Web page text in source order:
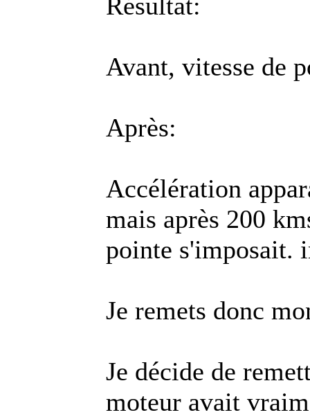
Avant, vitesse de
Après:
Accélération
mais après 200
pointe s'imposait.
Je remets donc
Je décide de
moteur avait